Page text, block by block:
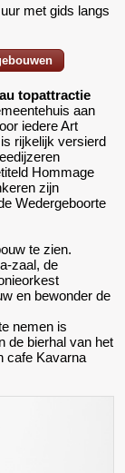
met gids langs
topattractie
aan
iedere Art
rijkelijk versierd
Hommage
zijn
Wedergeboorte
te zien.
zaal, de
en bewonder de
nemen is
de bierhal van het
cafe Kavarna